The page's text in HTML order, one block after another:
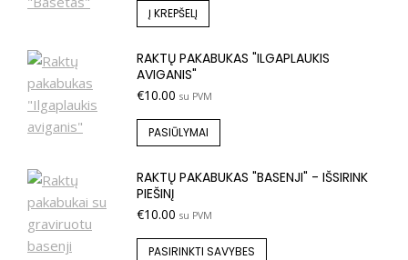
Į KREPŠELĮ
RAKTŲ PAKABUKAS "ILGAPLAUKIS
AVIGANIS"
€10.00 su PVM
PASIŪLYMAI
RAKTŲ PAKABUKAS "BASENJI" - IŠSIRINK
PIEŠINĮ
€10.00 su PVM
PASIRINKTI SAVYBES